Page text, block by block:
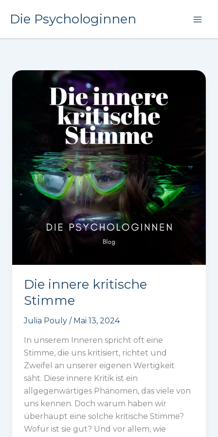
InhaltDie Psychologinnen
Die innere kritische
Stimme
Julia Pouly / Mai 13, 2024
In unserem Inneren spricht oft eine
Stimme, die uns kritisiert, richtet und
Zweifel an unserer eigenen Wertigkeit
säht. Diese innere Kritik ist ein
allgegenwärtiges Phänomen, das viele von
uns kennen. Doch warum haben wir
überhaupt eine solche kritische Stimme?
Wofür ist sie gut? Und vor allem, wie